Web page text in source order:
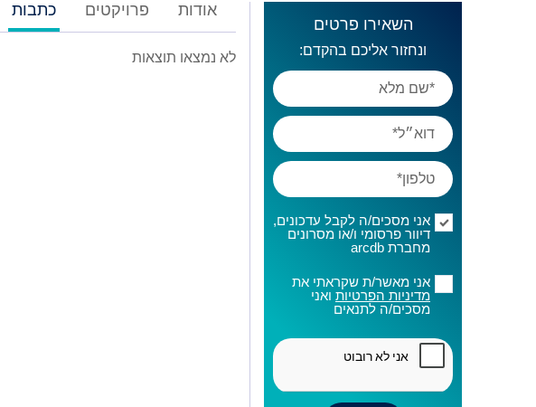
השאירו פרטים
ונחזור אליכם בהקדם:
אני מסכים/ה לקבל עדכונים,
דיוור פרסומי ו/או מסרונים
מחברת arcdb
אני מאשר/ת שקראתי את
מדיניות הפרטיות ואני
מסכים/ה לתנאים
אודות פרויקטים כתבות
לא נמצאו תוצאות